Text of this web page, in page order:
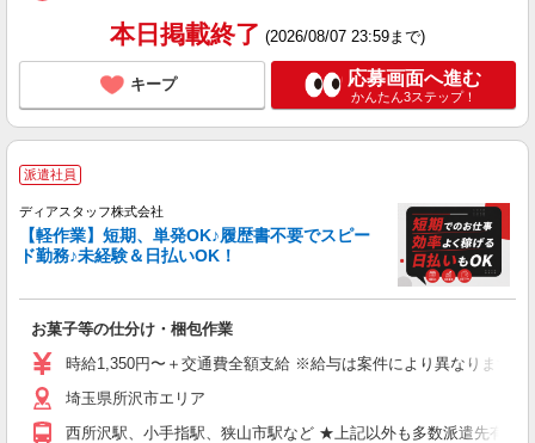
本日掲載終了 (2026/08/07 23:59まで)
キープ 応募画面へ進む
かんたん3ステップ！
派遣社員
ディアスタッフ株式会社
【軽作業】短期、単発OK♪履歴書不要でスピー
ド勤務♪未経験＆日払いOK！
お菓子等の仕分け・梱包作業
時給1,350円〜＋交通費全額支給 ※給与は案件により異なります(
埼玉県所沢市エリア
西所沢駅、小手指駅、狭山市駅など ★上記以外も多数派遣先有